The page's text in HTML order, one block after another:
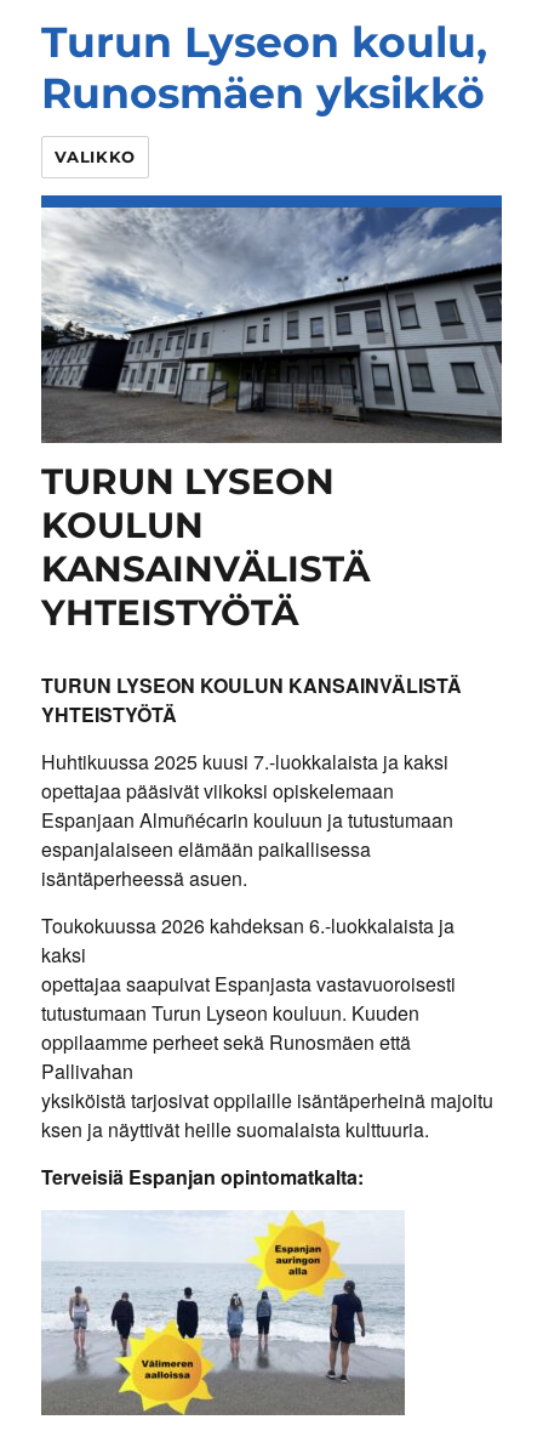
Turun Lyseon koulu,
Runosmäen yksikkö
VALIKKO
TURUN LYSEON
KOULUN
KANSAINVÄLISTÄ
YHTEISTYÖTÄ
TURUN LYSEON KOULUN KANSAINVÄLISTÄ
YHTEISTYÖTÄ
Huhtikuussa 2025 kuusi 7.-luokkalaista ja kaksi
opettajaa pääsivät viikoksi opiskelemaan
Espanjaan Almuñécarin kouluun ja tutustumaan
espanjalaiseen elämään paikallisessa
isäntäperheessä asuen.
Toukokuussa 2026 kahdeksan 6.-luokkalaista ja
kaksi
opettajaa saapuivat Espanjasta vastavuoroisesti
tutustumaan Turun Lyseon kouluun. Kuuden
oppilaamme perheet sekä Runosmäen että
Pallivahan
yksiköistä tarjosivat oppilaille isäntäperheinä majoitu
ksen ja näyttivät heille suomalaista kulttuuria.
Terveisiä Espanjan opintomatkalta: